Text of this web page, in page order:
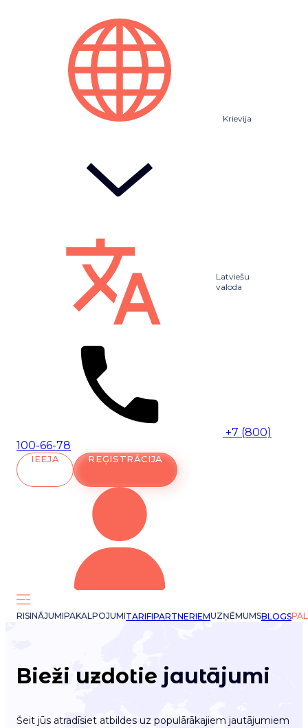
Krievija
Latviešu
valoda
+7 (800)
100-66-78
IEEJA REĢISTRĀCIJA
RISINĀJUMIPAKALPOJUMITARIFIPARTNERIEMUZŅĒMUMSBLOGS
Bieži uzdotie jautājumi
Šeit jūs atradīsiet atbildes uz populārākajiem jautājumiem